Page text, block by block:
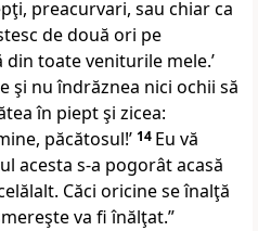
preacurvari, sau chiar ca
de două ori pe
toate veniturile mele.’
şi nu îndrăznea nici ochii să
în piept şi zicea:
păcătosul!’ 14 Eu vă
acesta s-a pogorât acasă
Căci oricine se înalţă
va fi înălţat.”